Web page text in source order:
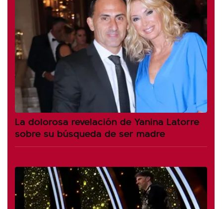
La dolorosa revelación de Yanina Latorre
sobre su búsqueda de ser madre